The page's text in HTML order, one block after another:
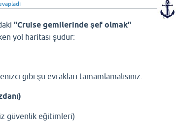
"Cruise gemilerinde şef olmak"
yol haritası şudur:
gibi şu evrakları tamamlamalısınız:
güvenlik eğitimleri)